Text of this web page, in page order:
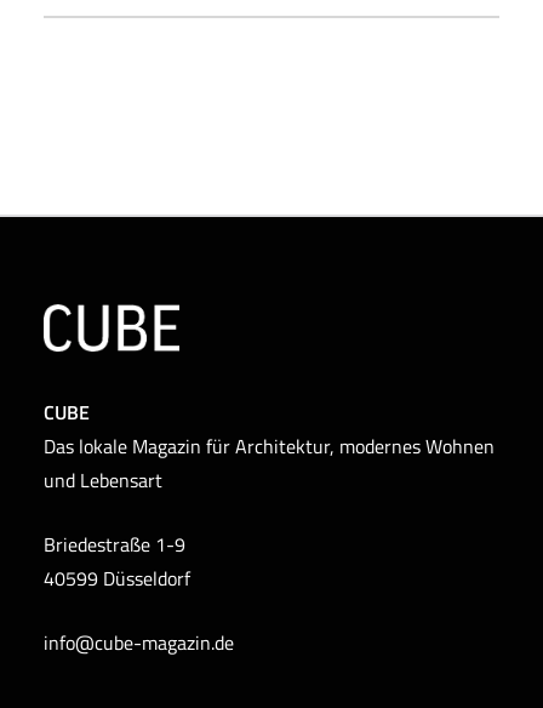
CUBE
Das lokale Magazin für Architektur, modernes Wohnen
und Lebensart
Briedestraße 1-9
40599 Düsseldorf
info@cube-magazin.de